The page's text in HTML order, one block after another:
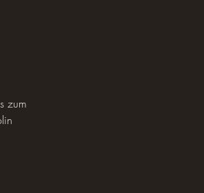
zum